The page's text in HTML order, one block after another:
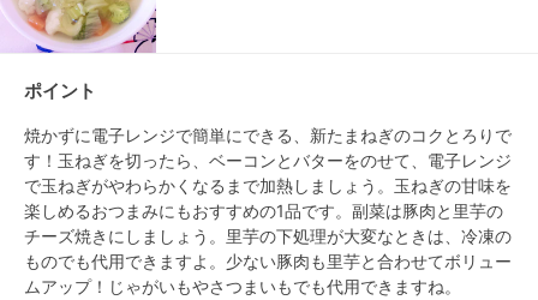
ポイント
焼かずに電子レンジで簡単にできる、新たまねぎのコクとろりで
す！玉ねぎを切ったら、ベーコンとバターをのせて、電子レンジ
で玉ねぎがやわらかくなるまで加熱しましょう。玉ねぎの甘味を
楽しめるおつまみにもおすすめの1品です。副菜は豚肉と里芋の
チーズ焼きにしましょう。里芋の下処理が大変なときは、冷凍の
ものでも代用できますよ。少ない豚肉も里芋と合わせてボリュー